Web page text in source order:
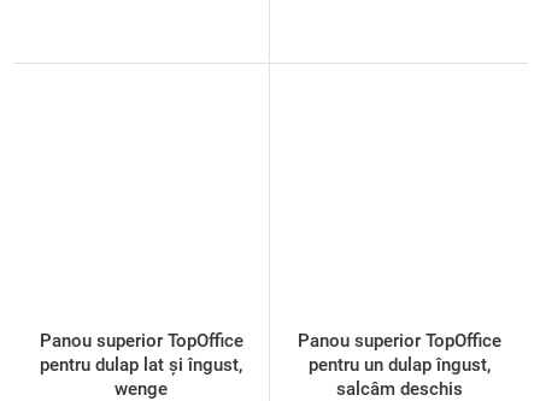
Panou superior TopOffice
pentru dulap lat și îngust,
wenge
Panou superior TopOffice
pentru un dulap îngust,
salcâm deschis